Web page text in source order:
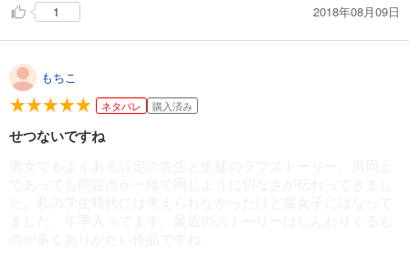
嬉しかったです。大好きな作品だけに…続編を期待します…！
もっととろとろエロエロな二人も見たいです（笑）絶対可愛い
から…。
1 2018年08月09日
もちこ
ネタバレ 購入済み
せつないですね